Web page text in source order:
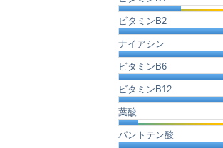
ビタミンB2
ナイアシン
ビタミンB6
ビタミンB12
葉酸
パントテン酸